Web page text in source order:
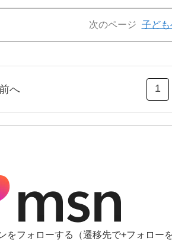
次のページ 子ど
へ 1
をフォローする
（遷移先で+フォロー